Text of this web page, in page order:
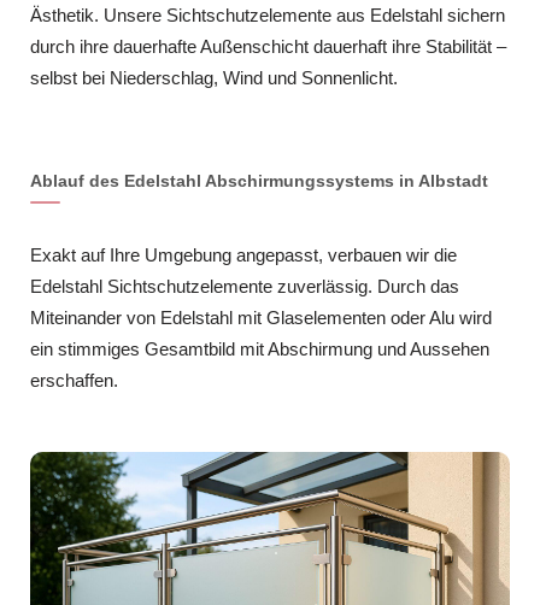
Ästhetik. Unsere Sichtschutzelemente aus Edelstahl sichern
durch ihre dauerhafte Außenschicht dauerhaft ihre Stabilität –
selbst bei Niederschlag, Wind und Sonnenlicht.
Ablauf des Edelstahl Abschirmungssystems in Albstadt
Exakt auf Ihre Umgebung angepasst, verbauen wir die
Edelstahl Sichtschutzelemente zuverlässig. Durch das
Miteinander von Edelstahl mit Glaselementen oder Alu wird
ein stimmiges Gesamtbild mit Abschirmung und Aussehen
erschaffen.